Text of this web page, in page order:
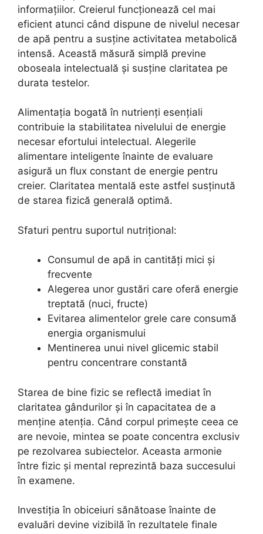
informațiilor. Creierul funcționează cel mai
eficient atunci când dispune de nivelul necesar
de apă pentru a susține activitatea metabolică
intensă. Această măsură simplă previne
oboseala intelectuală și susține claritatea pe
durata testelor.
Alimentația bogată în nutrienți esențiali
contribuie la stabilitatea nivelului de energie
necesar efortului intelectual. Alegerile
alimentare inteligente înainte de evaluare
asigură un flux constant de energie pentru
creier. Claritatea mentală este astfel susținută
de starea fizică generală optimă.
Sfaturi pentru suportul nutrițional:
Consumul de apă in cantități mici și
frecvente
Alegerea unor gustări care oferă energie
treptată (nuci, fructe)
Evitarea alimentelor grele care consumă
energia organismului
Mentinerea unui nivel glicemic stabil
pentru concentrare constantă
Starea de bine fizic se reflectă imediat în
claritatea gândurilor și în capacitatea de a
menține atenția. Când corpul primește ceea ce
are nevoie, mintea se poate concentra exclusiv
pe rezolvarea subiectelor. Aceasta armonie
între fizic și mental reprezintă baza succesului
în examene.
Investiția în obiceiuri sănătoase înainte de
evaluări devine vizibilă în rezultatele finale